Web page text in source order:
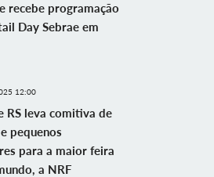
recebe programação
Day Sebrae em
12:00
RS leva comitiva de
pequenos
para a maior feira
a NRF